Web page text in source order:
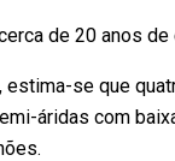
de 20 anos
estima-se que
áridas com